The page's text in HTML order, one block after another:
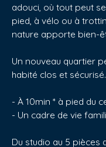
adouci, où tout peut
pied, à vélo ou à
nature apporte bien-
Un nouveau quartier
habité clos et sécurisé.
- À 10min * à pied du
- Un cadre de vie
Du studio au 5